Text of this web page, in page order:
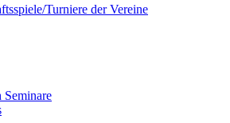
Turniere der Vereine
Seminare